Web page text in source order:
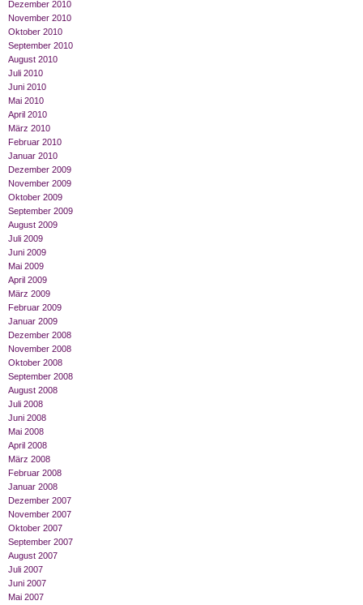
Dezember 2010
November 2010
Oktober 2010
September 2010
August 2010
Juli 2010
Juni 2010
Mai 2010
April 2010
März 2010
Februar 2010
Januar 2010
Dezember 2009
November 2009
Oktober 2009
September 2009
August 2009
Juli 2009
Juni 2009
Mai 2009
April 2009
März 2009
Februar 2009
Januar 2009
Dezember 2008
November 2008
Oktober 2008
September 2008
August 2008
Juli 2008
Juni 2008
Mai 2008
April 2008
März 2008
Februar 2008
Januar 2008
Dezember 2007
November 2007
Oktober 2007
September 2007
August 2007
Juli 2007
Juni 2007
Mai 2007